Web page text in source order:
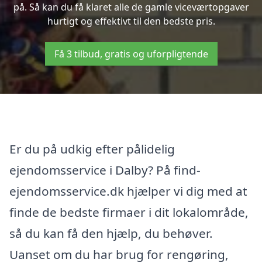
på. Så kan du få klaret alle de gamle viceværtopgaver
hurtigt og effektivt til den bedste pris.
Få 3 tilbud, gratis og uforpligtende
Er du på udkig efter pålidelig
ejendomsservice i Dalby? På find-
ejendomsservice.dk hjælper vi dig med at
finde de bedste firmaer i dit lokalområde,
så du kan få den hjælp, du behøver.
Uanset om du har brug for rengøring,